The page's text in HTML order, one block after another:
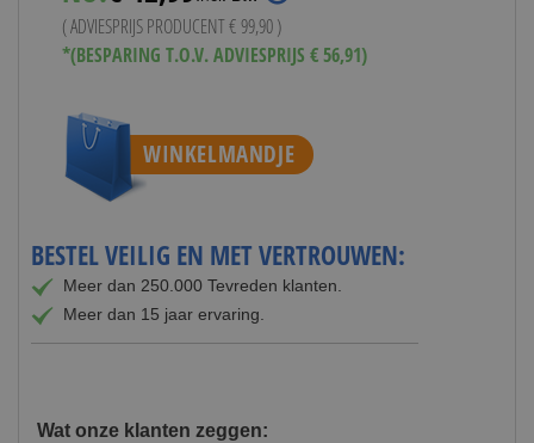
n
t
e
n
d
( ADVIESPRIJS PRODUCENT€ 99,90)
*(BESPARING T.O.V. ADVIESPRIJS € 56,91)
WINKELMANDJE
BESTEL VEILIG EN MET VERTROUWEN:
Meer dan 250.000 Tevreden klanten.
Meer dan 15 jaar ervaring.
Wat onze klanten zeggen: